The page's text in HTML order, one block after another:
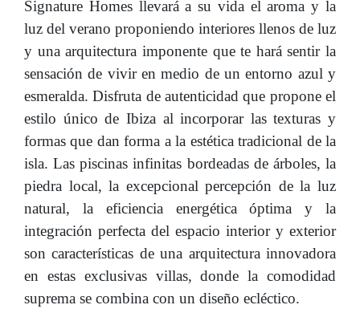
Signature Homes llevará a su vida el aroma y la
luz del verano proponiendo interiores llenos de luz
y una arquitectura imponente que te hará sentir la
sensación de vivir en medio de un entorno azul y
esmeralda. Disfruta de autenticidad que propone el
estilo único de Ibiza al incorporar las texturas y
formas que dan forma a la estética tradicional de la
isla. Las piscinas infinitas bordeadas de árboles, la
piedra local, la excepcional percepción de la luz
natural, la eficiencia energética óptima y la
integración perfecta del espacio interior y exterior
son características de una arquitectura innovadora
en estas exclusivas villas, donde la comodidad
suprema se combina con un diseño ecléctico.